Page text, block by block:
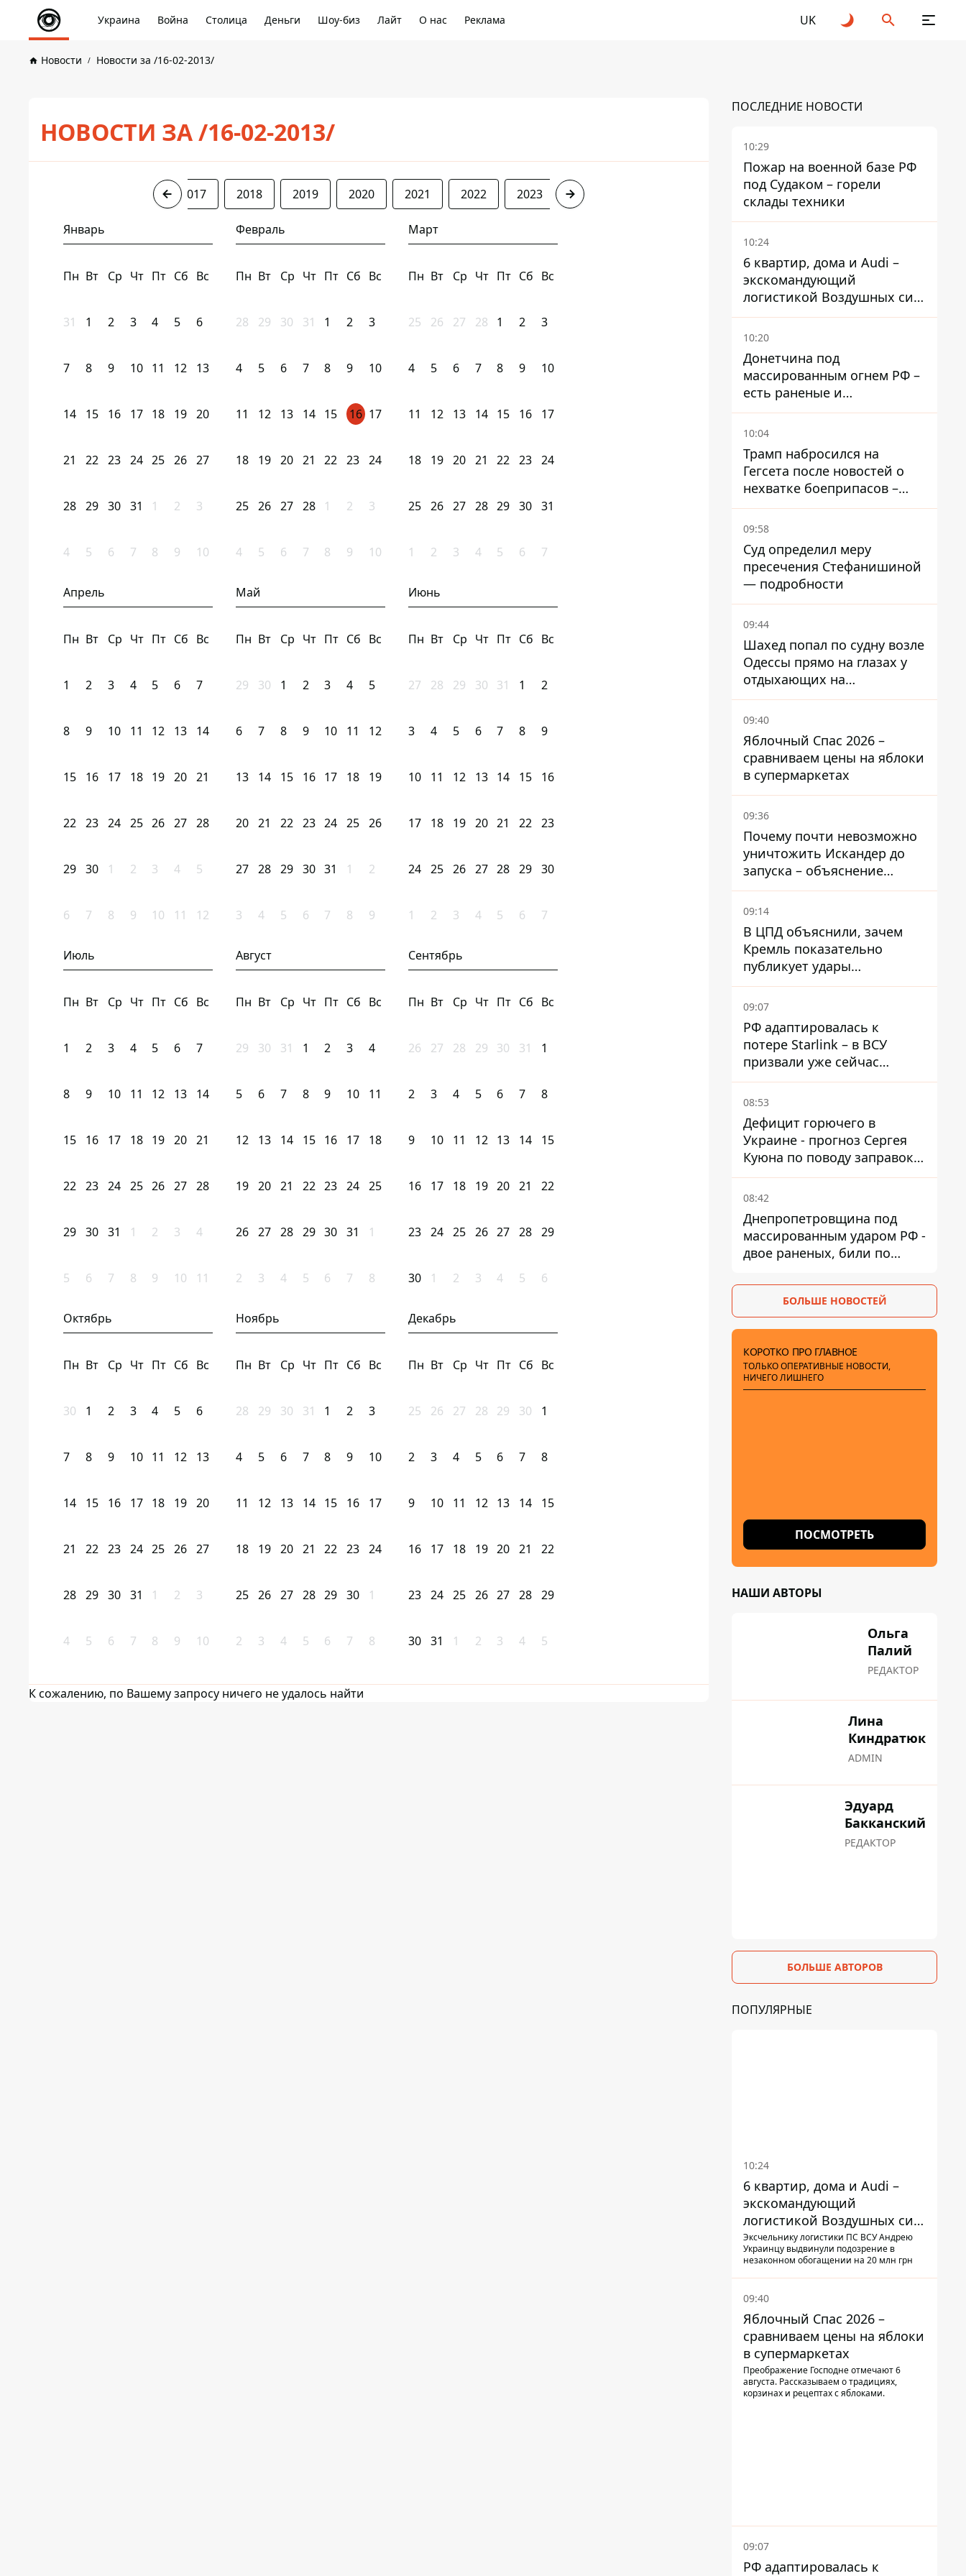
Украина Война Столица Деньги Шоу-биз Лайт О нас Реклама UK
Новости Новости за /16-02-2013/
НОВОСТИ ЗА /16-02-2013/
2017 2018 2019 2020 2021 2022 2023 2024
Январь
Пн Вт Ср Чт Пт Сб Вс
31 1 2 3 4 5 6
7 8 9 10 11 12 13
14 15 16 17 18 19 20
21 22 23 24 25 26 27
28 29 30 31 1 2 3
4 5 6 7 8 9 10
Февраль
Пн Вт Ср Чт Пт Сб Вс
28 29 30 31 1 2 3
4 5 6 7 8 9 10
11 12 13 14 15 16 17
18 19 20 21 22 23 24
25 26 27 28 1 2 3
4 5 6 7 8 9 10
Март
Пн Вт Ср Чт Пт Сб Вс
25 26 27 28 1 2 3
4 5 6 7 8 9 10
11 12 13 14 15 16 17
18 19 20 21 22 23 24
25 26 27 28 29 30 31
1 2 3 4 5 6 7
Апрель
Пн Вт Ср Чт Пт Сб Вс
1 2 3 4 5 6 7
8 9 10 11 12 13 14
15 16 17 18 19 20 21
22 23 24 25 26 27 28
29 30 1 2 3 4 5
6 7 8 9 10 11 12
Май
Пн Вт Ср Чт Пт Сб Вс
29 30 1 2 3 4 5
6 7 8 9 10 11 12
13 14 15 16 17 18 19
20 21 22 23 24 25 26
27 28 29 30 31 1 2
3 4 5 6 7 8 9
Июнь
Пн Вт Ср Чт Пт Сб Вс
27 28 29 30 31 1 2
3 4 5 6 7 8 9
10 11 12 13 14 15 16
17 18 19 20 21 22 23
24 25 26 27 28 29 30
1 2 3 4 5 6 7
Июль
Пн Вт Ср Чт Пт Сб Вс
1 2 3 4 5 6 7
8 9 10 11 12 13 14
15 16 17 18 19 20 21
22 23 24 25 26 27 28
29 30 31 1 2 3 4
5 6 7 8 9 10 11
Август
Пн Вт Ср Чт Пт Сб Вс
29 30 31 1 2 3 4
5 6 7 8 9 10 11
12 13 14 15 16 17 18
19 20 21 22 23 24 25
26 27 28 29 30 31 1
2 3 4 5 6 7 8
Сентябрь
Пн Вт Ср Чт Пт Сб Вс
26 27 28 29 30 31 1
2 3 4 5 6 7 8
9 10 11 12 13 14 15
16 17 18 19 20 21 22
23 24 25 26 27 28 29
30 1 2 3 4 5 6
Октябрь
Пн Вт Ср Чт Пт Сб Вс
30 1 2 3 4 5 6
7 8 9 10 11 12 13
14 15 16 17 18 19 20
21 22 23 24 25 26 27
28 29 30 31 1 2 3
4 5 6 7 8 9 10
Ноябрь
Пн Вт Ср Чт Пт Сб Вс
28 29 30 31 1 2 3
4 5 6 7 8 9 10
11 12 13 14 15 16 17
18 19 20 21 22 23 24
25 26 27 28 29 30 1
2 3 4 5 6 7 8
Декабрь
Пн Вт Ср Чт Пт Сб Вс
25 26 27 28 29 30 1
2 3 4 5 6 7 8
9 10 11 12 13 14 15
16 17 18 19 20 21 22
23 24 25 26 27 28 29
30 31 1 2 3 4 5
К сожалению, по Вашему запросу ничего не удалось найти
ПОСЛЕДНИЕ НОВОСТИ
10:29
Пожар на военной базе РФ
под Судаком – горели
склады техники
10:24
6 квартир, дома и Audi –
экскомандующий
логистикой Воздушных сил
ВСУ получил новое
подозрение
10:20
Донетчина под
массированным огнем РФ –
есть раненые и
масштабные разрушения
10:04
Трамп набросился на
Гегсета после новостей о
нехватке боеприпасов –
требовал объяснений
09:58
Суд определил меру
пресечения Стефанишиной
— подробности
09:44
Шахед попал по судну возле
Одессы прямо на глазах у
отдыхающих на
переполненном пляже
09:40
Яблочный Спас 2026 –
сравниваем цены на яблоки
в супермаркетах
09:36
Почему почти невозможно
уничтожить Искандер до
запуска – объяснение
Флеша
09:14
В ЦПД объяснили, зачем
Кремль показательно
публикует удары
баллистики по Киеву
09:07
РФ адаптировалась к
потере Starlink – в ВСУ
призвали уже сейчас
создавать РЭБ против
новой угрозы
08:53
Дефицит горючего в
Украине - прогноз Сергея
Куюна по поводу заправок и
очередей
08:42
Днепропетровщина под
массированным ударом РФ -
двое раненых, били по
Синельниковщине
БОЛЬШЕ НОВОСТЕЙ
КОРОТКО ПРО ГЛАВНОЕ
ТОЛЬКО ОПЕРАТИВНЫЕ НОВОСТИ,
НИЧЕГО ЛИШНЕГО
ПОСМОТРЕТЬ
НАШИ АВТОРЫ
Ольга
Палий
РЕДАКТОР
Лина
Киндратюк
ADMIN
Эдуард
Бакканский
РЕДАКТОР
БОЛЬШЕ АВТОРОВ
ПОПУЛЯРНЫЕ
10:24
6 квартир, дома и Audi –
экскомандующий
логистикой Воздушных сил
ВСУ получил новое
подозрение
Эксчельнику логистики ПС ВСУ Андрею
Украинцу выдвинули подозрение в
незаконном обогащении на 20 млн грн
09:40
Яблочный Спас 2026 –
сравниваем цены на яблоки
в супермаркетах
Преображение Господне отмечают 6
августа. Рассказываем о традициях,
корзинах и рецептах с яблоками.
09:07
РФ адаптировалась к